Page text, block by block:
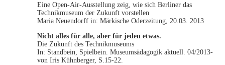
Eine Open-Air-Ausstellung zeig, wie sich Berliner das
Technikmuseum der Zukunft vorstellen
Maria Neuendorff in: Märkische Oderzeitung, 20.03. 2013
Nicht alles für alle, aber für jeden etwas.
Die Zukunft des Technikmuseums
In: Standbein, Spielbein. Museumsädagogik aktuell. 04/2013-
von Iris Kühnberger, S.15-22.